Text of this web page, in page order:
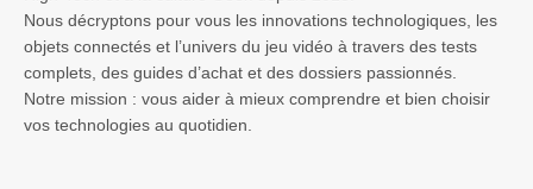
Nous décryptons pour vous les innovations technologiques, les
objets connectés et l’univers du jeu vidéo à travers des tests
complets, des guides d’achat et des dossiers passionnés.
Notre mission : vous aider à mieux comprendre et bien choisir
vos technologies au quotidien.